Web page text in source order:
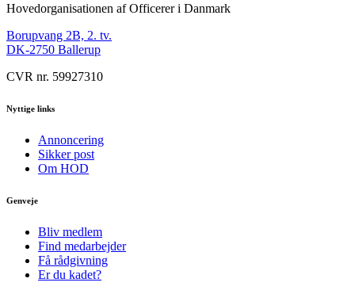
Hovedorganisationen af Officerer i Danmark
Borupvang 2B, 2. tv.
DK-2750 Ballerup
CVR nr. 59927310
Nyttige links
Annoncering
Sikker post
Om HOD
Genveje
Bliv medlem
Find medarbejder
Få rådgivning
Er du kadet?